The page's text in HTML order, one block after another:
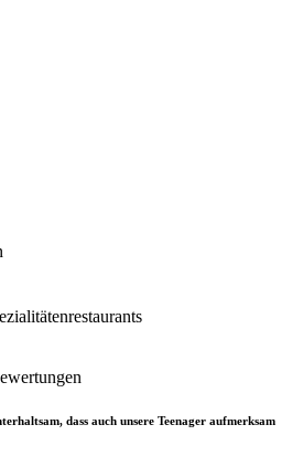
dass auch unsere Teenager aufmerksam